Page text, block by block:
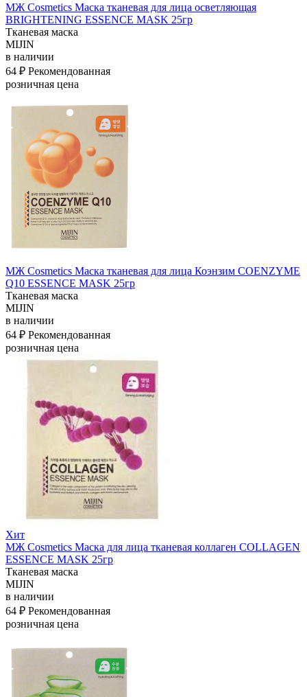
МЖ Cosmetics Маска тканевая для лица осветляющая
BRIGHTENING ESSENCE MASK 25гр
Тканевая маска
MIJIN
в наличии
64 ₽ Рекомендованная
розничная цена
МЖ Cosmetics Маска тканевая для лица Коэнзим COENZYME
Q10 ESSENCE MASK 25гр
Тканевая маска
MIJIN
в наличии
64 ₽ Рекомендованная
розничная цена
Хит
МЖ Cosmetics Маска для лица тканевая коллаген COLLAGEN
ESSENCE MASK 25гр
Тканевая маска
MIJIN
в наличии
64 ₽ Рекомендованная
розничная цена